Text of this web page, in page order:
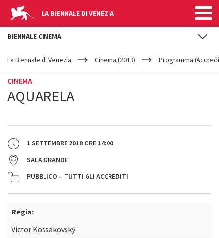
LA BIENNALE DI VENEZIA
YOUR
ARE
La Biennale di Venezia Cinema (2018) Programma
CINEMA
AQUARELA
1 SETTEMBRE 2018 ORE 14:00
SALA GRANDE
PUBBLICO – TUTTI GLI ACCREDITI
Regia:
Victor Kossakovsky
BIENNALE CINEMA